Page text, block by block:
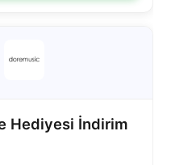
Hediyesi İndirim